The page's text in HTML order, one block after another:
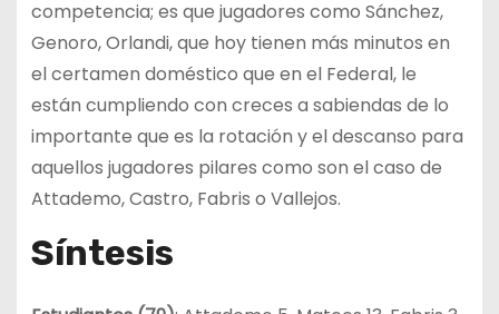
competencia; es que jugadores como Sánchez,
Genoro, Orlandi, que hoy tienen más minutos en
el certamen doméstico que en el Federal, le
están cumpliendo con creces a sabiendas de lo
importante que es la rotación y el descanso para
aquellos jugadores pilares como son el caso de
Attademo, Castro, Fabris o Vallejos.
Síntesis